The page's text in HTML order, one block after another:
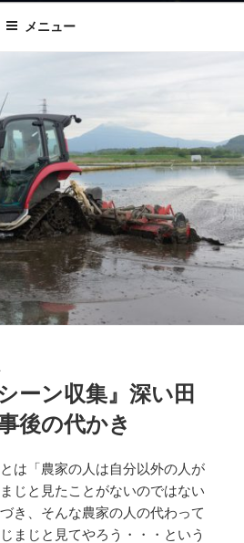
メニュー
ーン収集』深い田
後の代かき
は「農家の人は自分以外の人が
じと見たことがないのではない
き、そんな農家の人の代わって
まじと見てやろう・・・という